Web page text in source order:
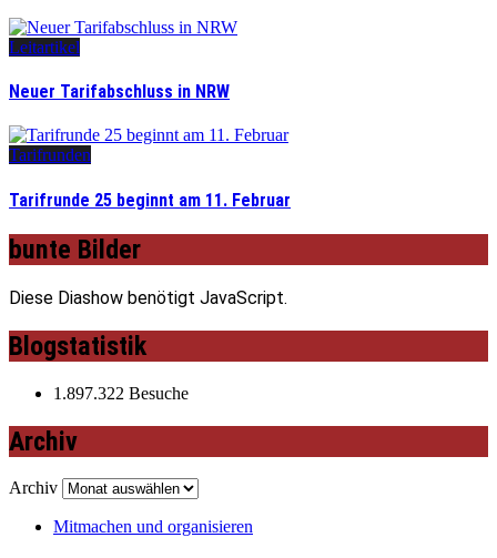
Leitartikel
Neuer Tarifabschluss in NRW
Tarifrunden
Tarifrunde 25 beginnt am 11. Februar
bunte Bilder
Diese Diashow benötigt JavaScript.
Blogstatistik
1.897.322 Besuche
Archiv
Archiv
Mitmachen und organisieren